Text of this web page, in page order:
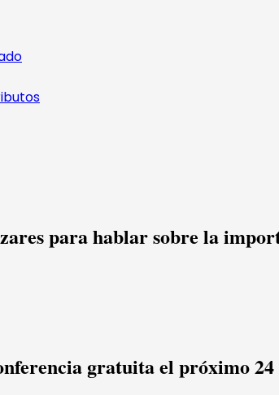
para hablar sobre la
gratuita el próximo 24